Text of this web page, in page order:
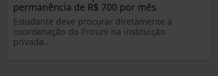
permanência de R$ 700 por mês
Estudante deve procurar diretamente a
coordenação do Prouni na instituição
privada...